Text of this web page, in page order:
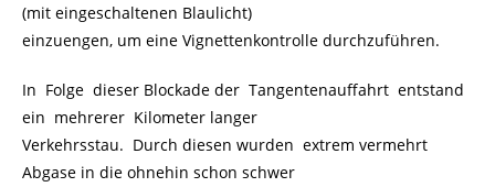
(mit eingeschaltenen Blaulicht)
einzuengen, um eine Vignettenkontrolle durchzuführen.
In Folge dieser Blockade der Tangentenauffahrt entstand
ein mehrerer Kilometer langer
Verkehrsstau. Durch diesen wurden extrem vermehrt
Abgase in die ohnehin schon schwer